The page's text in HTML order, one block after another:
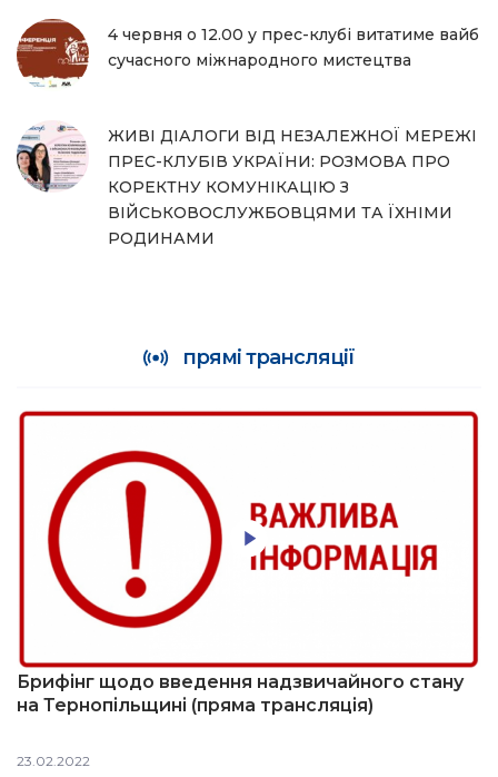
4 червня о 12.00 у прес-клубі витатиме вайб
сучасного міжнародного мистецтва
ЖИВІ ДІАЛОГИ ВІД НЕЗАЛЕЖНОЇ МЕРЕЖІ
ПРЕС-КЛУБІВ УКРАЇНИ: РОЗМОВА ПРО
КОРЕКТНУ КОМУНІКАЦІЮ З
ВІЙСЬКОВОСЛУЖБОВЦЯМИ ТА ЇХНІМИ
РОДИНАМИ
прямі трансляції
Брифінг щодо введення надзвичайного стану
на Тернопільщині (пряма трансляція)
23.02.2022